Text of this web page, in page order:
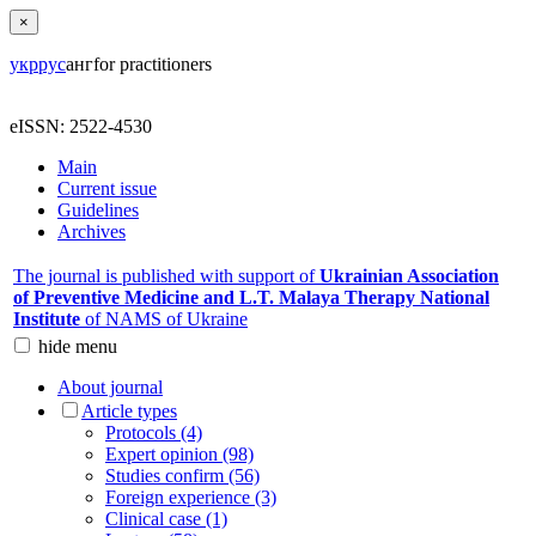
×
укррусангfor practitioners
eISSN: 2522-4530
Main
Current issue
Guidelines
Archives
The journal is published with support ofUkrainian Association
of Preventive Medicine and L.T. Malaya Therapy National
Institute of NAMS of Ukraine
hide menu
About journal
Article types
Protocols (4)
Expert opinion (98)
Studies confirm (56)
Foreign experience (3)
Clinical case (1)